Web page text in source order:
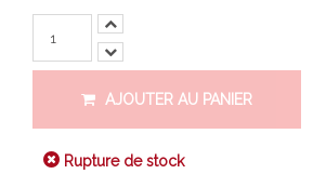
AJOUTER AU PANIER
Rupture de stock